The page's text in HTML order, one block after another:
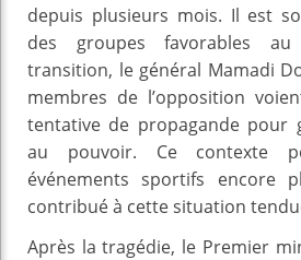
depuis plusieurs mois. Il est
des groupes favorables
transition, le général Mamadi
membres de l’opposition
tentative de propagande pour
au pouvoir. Ce contexte
événements sportifs encore
contribué à cette situation
Après la tragédie, le Premier